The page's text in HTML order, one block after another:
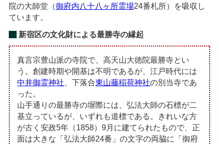
院の大師堂（御府内八十八ヶ所霊場24番札所）を吸収し
ています。
新宿区の文化財による最勝寺の縁起
真言宗豊山派の寺院で、高天山大徳院最勝寺とい
う。創建時期や開基は不明であるが、江戸時代には
中井御霊神社 、下落合東山藤稲荷神社の別当寺であ
った。
山手通りの最勝寺の塀際には、弘法大師の石標が二
基立っているが、いずれも道標である。きれいな方
が古く安政5年（1858）9月に建てられたもので、正
面は大きな「弘法大師24番」の文字の両脇に「御府